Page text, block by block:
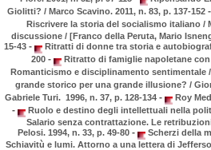
Giolitti? / Marco Scavino. 2011, n. 83, p. 137-152 -
Riscrivere la storia del socialismo italiano /
discussione / [Franco della Peruta, Mario
15-43 -
Ritratti di donne tra storia e
200 -
Ritratto di famiglie napoletane
Romanticismo e disciplinamento sentimentale
grande storico per una grande illusione? /
Gabriele Turi. 1996, n. 37, p. 128-134 - Roy
-
Ruolo e destino degli intellettuali nella
Salario senza contrattazione. Le
Pelosi. 1994, n. 33, p. 49-80 -
Scherzi della
Schiavitù e lumi. Attorno a una lettera di